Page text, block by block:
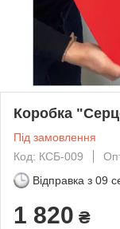
Коробка
Під замовлення
Код: КСБ-009
Відправка з 09
1 820 ₴